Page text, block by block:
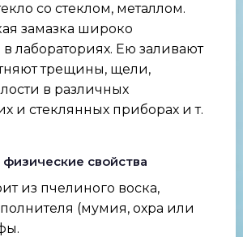
со стеклом, металлом.
замазка широко
в лабораториях. Ею заливают
трещины, щели,
в различных
и стеклянных приборах и т.
свойства
из пчелиного воска,
(мумия, охра или